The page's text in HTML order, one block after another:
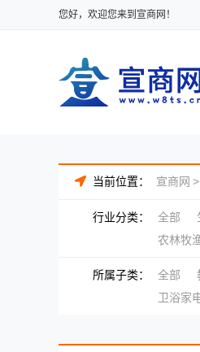
您好，欢迎您来到宣商网！
当前位置： 宣商网 >
行业分类： 全部
农林牧
所属子类： 全部
卫浴家